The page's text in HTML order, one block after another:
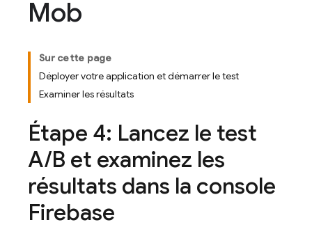
Mob
Sur cette page
Déployer votre application et démarrer le test
Examiner les résultats
Étape 4: Lancez le test
A/B et examinez les
résultats dans la console
Firebase